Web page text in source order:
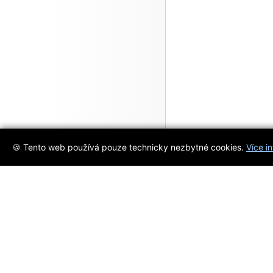
🍪 Tento web používá pouze technicky nezbytné cookies. Více